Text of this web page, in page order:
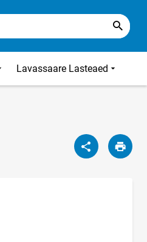
Lavassaare Lasteaed